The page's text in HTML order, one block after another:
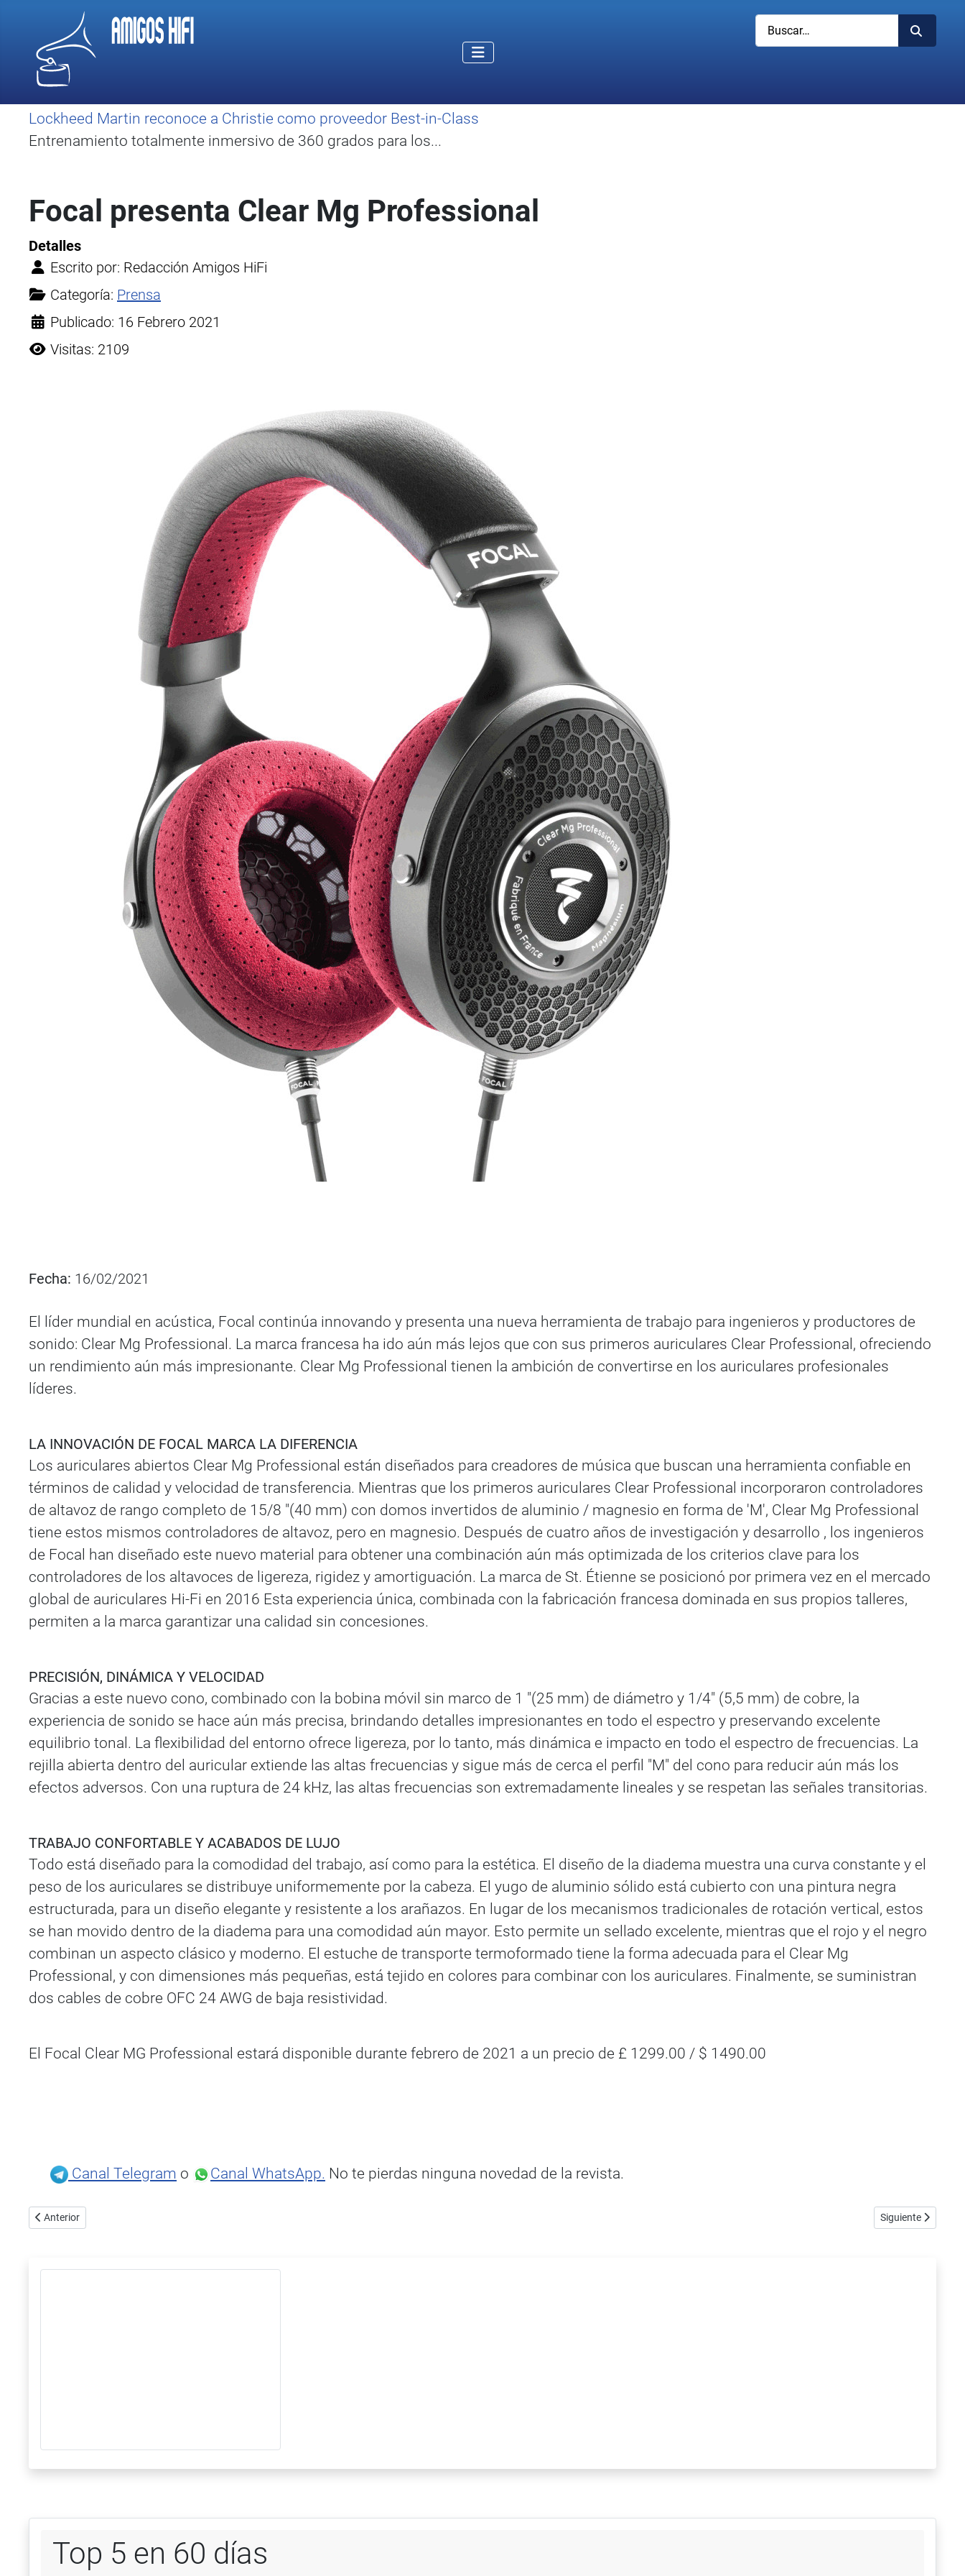
Buscar
Lockheed Martin reconoce a Christie como proveedor Best-in-Class
Entrenamiento totalmente inmersivo de 360 grados para los...
Focal presenta Clear Mg Professional
Detalles
Escrito por: Redacción Amigos HiFi
Categoría: Prensa
Publicado: 16 Febrero 2021
Visitas: 2109
Fecha: 16/02/2021
El líder mundial en acústica, Focal continúa innovando y presenta una nueva herramienta de trabajo para ingenieros y productores de
sonido: Clear Mg Professional. La marca francesa ha ido aún más lejos que con sus primeros auriculares Clear Professional, ofreciendo
un rendimiento aún más impresionante. Clear Mg Professional tienen la ambición de convertirse en los auriculares profesionales
líderes.
LA INNOVACIÓN DE FOCAL MARCA LA DIFERENCIA
Los auriculares abiertos Clear Mg Professional están diseñados para creadores de música que buscan una herramienta confiable en
términos de calidad y velocidad de transferencia. Mientras que los primeros auriculares Clear Professional incorporaron controladores
de altavoz de rango completo de 15/8 "(40 mm) con domos invertidos de aluminio / magnesio en forma de 'M', Clear Mg Professional
tiene estos mismos controladores de altavoz, pero en magnesio. Después de cuatro años de investigación y desarrollo , los ingenieros
de Focal han diseñado este nuevo material para obtener una combinación aún más optimizada de los criterios clave para los
controladores de los altavoces de ligereza, rigidez y amortiguación. La marca de St. Étienne se posicionó por primera vez en el mercado
global de auriculares Hi-Fi en 2016 Esta experiencia única, combinada con la fabricación francesa dominada en sus propios talleres,
permiten a la marca garantizar una calidad sin concesiones.
PRECISIÓN, DINÁMICA Y VELOCIDAD
Gracias a este nuevo cono, combinado con la bobina móvil sin marco de 1 "(25 mm) de diámetro y 1/4" (5,5 mm) de cobre, la
experiencia de sonido se hace aún más precisa, brindando detalles impresionantes en todo el espectro y preservando excelente
equilibrio tonal. La flexibilidad del entorno ofrece ligereza, por lo tanto, más dinámica e impacto en todo el espectro de frecuencias. La
rejilla abierta dentro del auricular extiende las altas frecuencias y sigue más de cerca el perfil "M" del cono para reducir aún más los
efectos adversos. Con una ruptura de 24 kHz, las altas frecuencias son extremadamente lineales y se respetan las señales transitorias.
TRABAJO CONFORTABLE Y ACABADOS DE LUJO
Todo está diseñado para la comodidad del trabajo, así como para la estética. El diseño de la diadema muestra una curva constante y el
peso de los auriculares se distribuye uniformemente por la cabeza. El yugo de aluminio sólido está cubierto con una pintura negra
estructurada, para un diseño elegante y resistente a los arañazos. En lugar de los mecanismos tradicionales de rotación vertical, estos
se han movido dentro de la diadema para una comodidad aún mayor. Esto permite un sellado excelente, mientras que el rojo y el negro
combinan un aspecto clásico y moderno. El estuche de transporte termoformado tiene la forma adecuada para el Clear Mg
Professional, y con dimensiones más pequeñas, está tejido en colores para combinar con los auriculares. Finalmente, se suministran
dos cables de cobre OFC 24 AWG de baja resistividad.
El Focal Clear MG Professional estará disponible durante febrero de 2021 a un precio de £ 1299.00 / $ 1490.00
Canal Telegram o Canal WhatsApp. No te pierdas ninguna novedad de la revista.
Artículo anterior: McIntosh MCD MCD85
Anterior Artículo siguiente:
Siguiente
Top 5 en 60 días